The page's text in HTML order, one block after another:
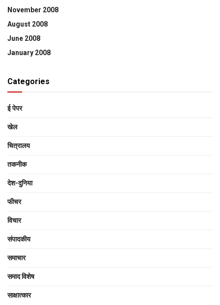
November 2008
August 2008
June 2008
January 2008
Categories
ई पेपर
खेल
चित्रालय
तकनीक
देश-दुनिया
फीचर
विचार
संपादकीय
समाचार
समाद विशेष
साक्षात्‍कार